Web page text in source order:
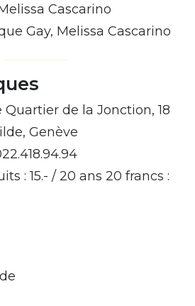
Cascarino
Gay, Melissa Cascarino
Quartier de la Jonction, 18
Genève
: 15.- / 20 ans 20 francs :